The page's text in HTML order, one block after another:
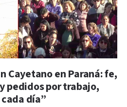
Cayetano en Paraná: fe,
pedidos por trabajo,
día”